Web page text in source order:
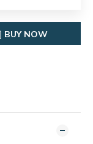
BUY NOW